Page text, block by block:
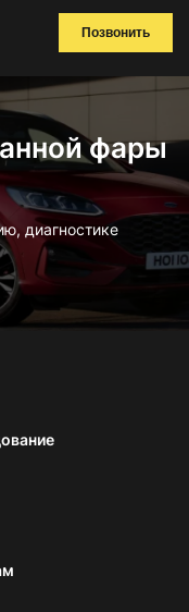
Позвонить
фары
диагностике